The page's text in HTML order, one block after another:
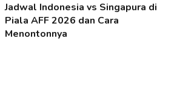
Jadwal Indonesia vs Singapura di
Piala AFF 2026 dan Cara
Menontonnya